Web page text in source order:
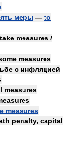
меры — to
measures /
measures
с инфляцией
measures
penalty, capital